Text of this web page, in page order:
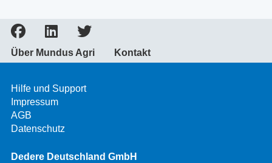
Über Mundus Agri Kontakt
Hilfe und Support
Impressum
AGB
Datenschutz
Dedere Deutschland GmbH